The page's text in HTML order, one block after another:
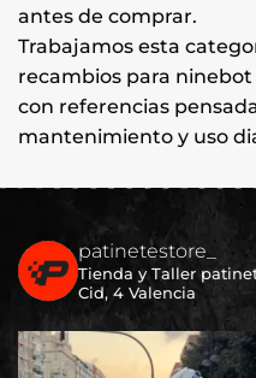
antes de comprar.
Trabajamos esta
recambios para ninebot
con referencias
mantenimiento y uso
patinetestore_
Tienda y Taller
Cid, 4 Valencia